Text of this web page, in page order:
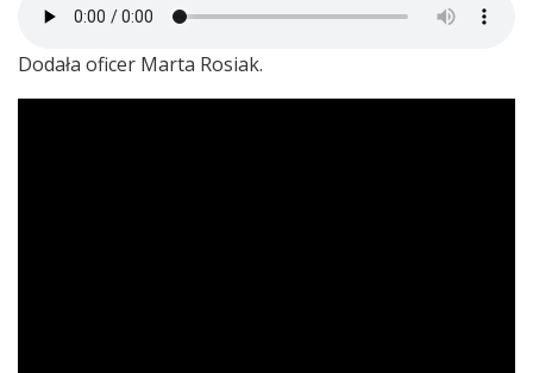
Dodała oficer Marta Rosiak.